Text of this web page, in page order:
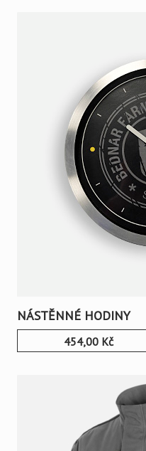
NÁSTĚNNÉ HODINY
454,00 Kč